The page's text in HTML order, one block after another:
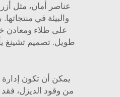
عناصر أمان، مثل
والبيئة في
على طلاء ومعادن
طويل. تصميم تشينغ
يمكن أن تكون